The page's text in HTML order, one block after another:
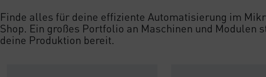
Finde alles für deine effiziente Automatisierung im
Shop. Ein großes Portfolio an Maschinen und Modulen
deine Produktion bereit.